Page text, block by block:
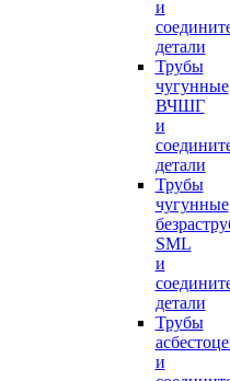
и
детали
Трубы
чугунные
ВЧШГ
и
детали
Трубы
чугунные
SML
и
детали
Трубы
и